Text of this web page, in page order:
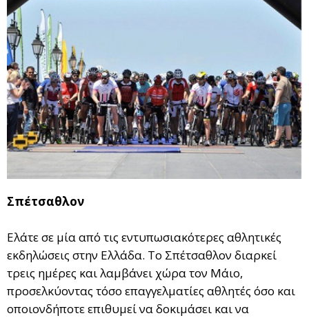
Σπέτσαθλον
Ελάτε σε μία από τις εντυπωσιακότερες αθλητικές
εκδηλώσεις στην Ελλάδα. Το Σπέτσαθλον διαρκεί
τρεις ημέρες και λαμβάνει χώρα τον Μάιο,
προσελκύοντας τόσο επαγγελματίες αθλητές όσο και
οποιονδήποτε επιθυμεί να δοκιμάσει και να